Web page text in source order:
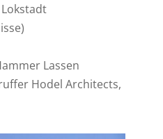
Lassen
Hodel Architects,